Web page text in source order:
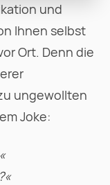
und
Ihnen selbst
Ort. Denn die
ungewollten
Joke: